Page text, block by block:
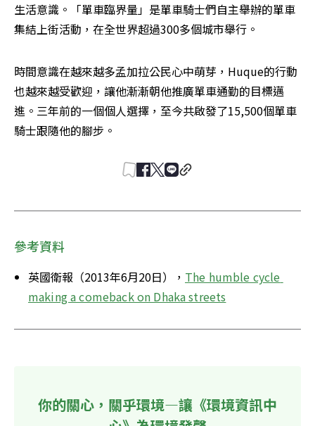
生活意識。「單車臨界量」是單車騎士們自主舉辦的單車
集結上街活動，在全世界超過300多個城市舉行。
時間意識在越來越多孟加拉公民心中萌芽，Huque的行動
也越來越受歡迎，讓他漸漸朝他推廣單車通勤的目標邁
進。三年前的一個個人選擇，至今共啟發了15,500個單車
騎士跟隨他的腳步。
參考資料
英國衛報（2013年6月20日）， The humble cycle
making a comeback on Dhaka streets
你的關心，關乎環境—讓《環境資訊中